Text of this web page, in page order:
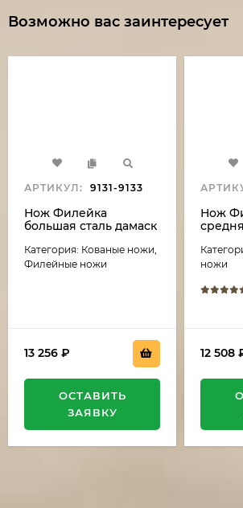
Возможно вас заинтересует
АРТИКУЛ: 9131-9133
Нож Филейка
большая сталь дамаск
зеленый и черный
граб
Категория: Кованые ножи,
Филейные ножи
13 256 ₽
ОСТАВИТЬ
ЗАЯВКУ
Нож
ножи
12 508